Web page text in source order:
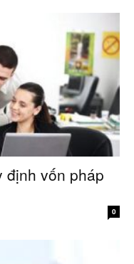
định vốn pháp
0